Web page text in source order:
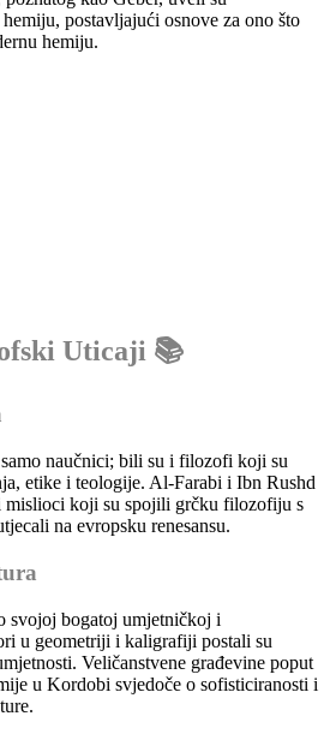
postavljajući osnove za ono što
hemiju.
Uticaji 📚
naučnici; bili su i filozofi koji su
etike i teologije. Al-Farabi i Ibn Rushd
mislioci koji su spojili grčku filozofiju s
na evropsku renesansu.
svojoj bogatoj umjetničkoj i
u geometriji i kaligrafiji postali su
Veličanstvene građevine poput
u Kordobi svjedoče o sofisticiranosti i